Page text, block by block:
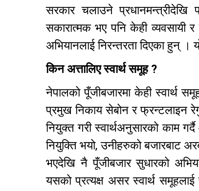
सरकार चलाउने
सकारात्मक भए पनि केही व्यवसायी
अभियानलाई निरन्तरता दिएका हुन् ।
किन अत्तालिए स्वार्थ समूह ?
नेपालको पूँजीबजारमा केही स्वार्थ
प्रमुख निकाय सेबोन र
नियुक्त गरी स्वार्थअनुसारको काम
नियुक्ति भयो, उनीहरुको बजारबाट
भएदेखि नै पूँजीबजार सुधारको
यसको प्रत्यक्ष असर स्वार्थ समूहलाई